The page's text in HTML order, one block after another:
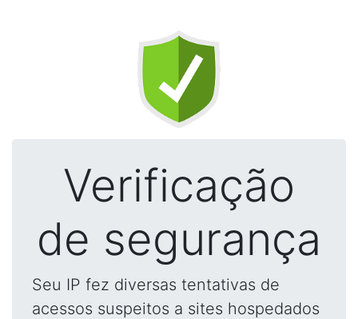
Verificação
de segurança
Seu IP fez diversas tentativas de
acessos suspeitos a sites hospedados